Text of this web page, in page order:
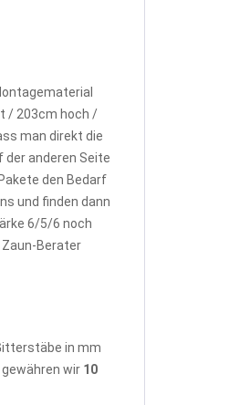
/ 203cm hoch /
man direkt die
anderen Seite
den Bedarf
und finden dann
6/5/6 noch
Berater
in mm
wir 10